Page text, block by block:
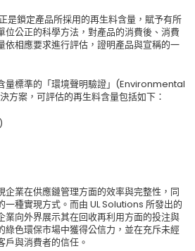
是鎖定產品所採用的再生料含量，賦予有所
位公正的科學方法，對產品的消費後、消費
依相應要求進行評估，證明產品與宣稱的一
量標準的「環境聲明驗證」(Environmental
案，可評估的再生料含量包括如下：
企業在供應鏈管理方面的效率與完整性，同
一種實現方式。而由 UL Solutions 所發出的
業向外界展示其在回收再利用方面的投注與
綠色環保市場中獲得公信力，並在充斥未經
與消費者的信任。